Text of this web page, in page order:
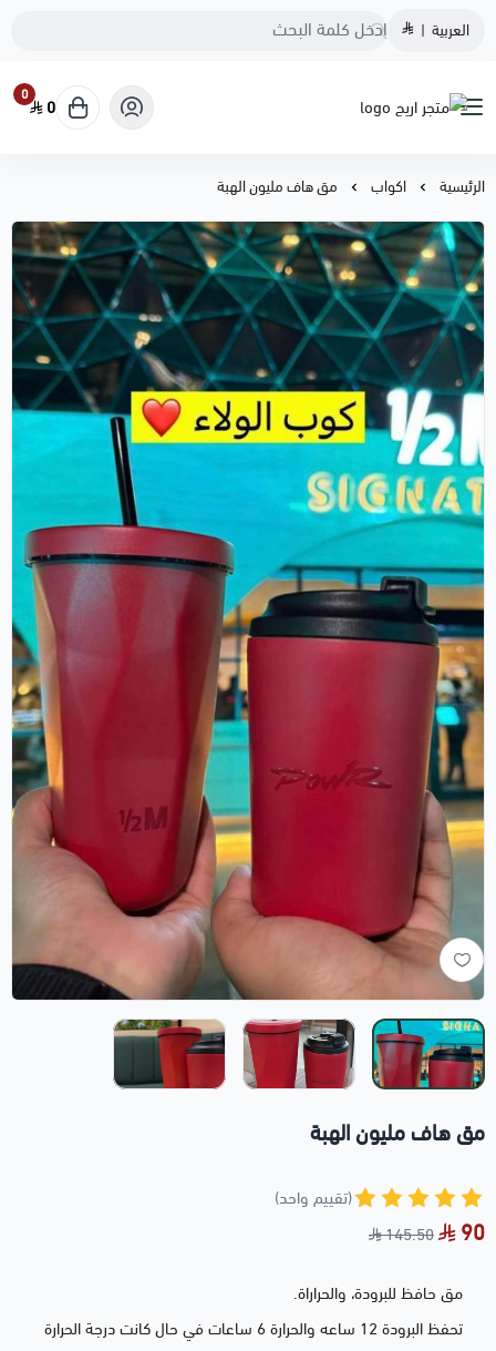
العربية |
متجر اريج
0
0
الرئيسية اكواب مق هاف مليون الهبة
مق هاف مليون الهبة
(تقييم واحد)
90
145.50
مق حافظ للبرودة، والحراراة.
تحفظ البرودة 12 ساعه والحرارة 6 ساعات في حال كانت درجة الحرارة